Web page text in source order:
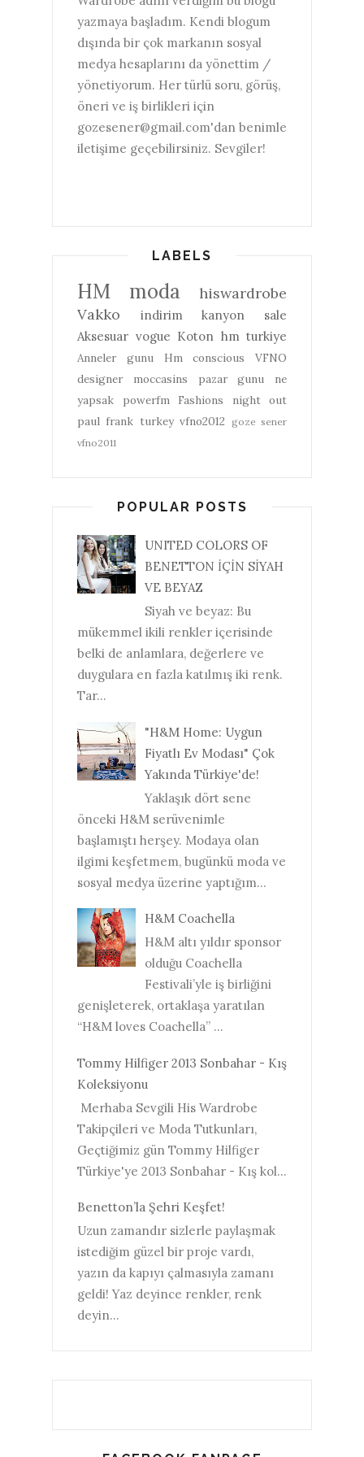
yazmaya başladım. Kendi blogum
dışında bir çok markanın sosyal
medya hesaplarını da yönettim /
yönetiyorum. Her türlü soru, görüş,
öneri ve iş birlikleri için
gozesener@gmail.com'dan benimle
iletişime geçebilirsiniz. Sevgiler!
LABELS
HM moda
hiswardrobe
Vakko
indirim kanyon
sale
Aksesuar vogue Koton hm turkiye
Anneler gunu Hm conscious
VFNO
designer
moccasins
pazar gunu ne
yapsak
powerfm
Fashions night out
paul frank turkey vfno2012
goze sener
vfno2011
POPULAR POSTS
UNITED COLORS OF
BENETTON İÇİN SİYAH
VE BEYAZ
Siyah ve beyaz: Bu
mükemmel ikili renkler içerisinde
belki de anlamlara, değerlere ve
duygulara en fazla katılmış iki renk.
Tar...
"H&M Home: Uygun
Fiyatlı Ev Modası" Çok
Yakında Türkiye'de!
Yaklaşık dört sene
önceki H&M serüvenimle
başlamıştı herşey. Modaya olan
ilgimi keşfetmem, bugünkü moda ve
sosyal medya üzerine yaptığım...
H&M Coachella
H&M altı yıldır sponsor
olduğu Coachella
Festivali’yle iş birliğini
genişleterek, ortaklaşa yaratılan
“H&M loves Coachella” ...
Tommy Hilfiger 2013 Sonbahar - Kış
Koleksiyonu
Merhaba Sevgili His Wardrobe
Takipçileri ve Moda Tutkunları,
Geçtiğimiz gün Tommy Hilfiger
Türkiye'ye 2013 Sonbahar - Kış kol...
Benetton’la Şehri Keşfet!
Uzun zamandır sizlerle paylaşmak
istediğim güzel bir proje vardı,
yazın da kapıyı çalmasıyla zamanı
geldi! Yaz deyince renkler, renk
deyin...